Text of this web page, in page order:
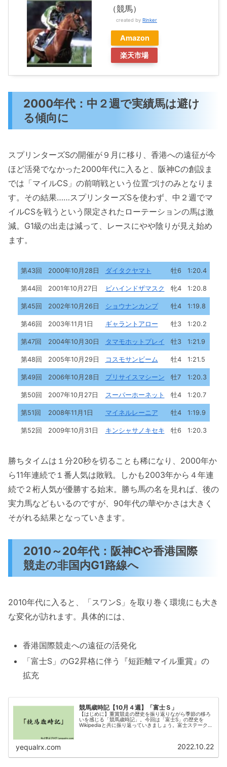
（競馬）
created by Rinker
Amazon
楽天市場
2000年代：中２週で実績馬は避け
る傾向に
スプリンターズSの開催が９月に移り、香港への遠征が今
ほど活発でなかった2000年代に入ると、阪神Cの創設ま
では「マイルCS」の前哨戦という位置づけのみとなりま
す。その結果……スプリンターズSを使わず、中２週でマ
イルCSを戦うという限定されたローテーションの馬は激
減。G1級の出走は減って、レースにやや陰りが見え始め
ます。
第43回 2000年10月28日 ダイタクヤマト 牡6 1:20.4
第44回 2001年10月27日 ビハインドザマスク 牝4 1:20.8
第45回 2002年10月26日 ショウナンカンプ 牡4 1:19.8
第46回 2003年11月1日 ギャラントアロー 牡3 1:20.2
第47回 2004年10月30日 タマモホットプレイ 牡3 1:21.9
第48回 2005年10月29日 コスモサンビーム 牡4 1:21.5
第49回 2006年10月28日 プリサイスマシーン 牡7 1:20.3
第50回 2007年10月27日 スーパーホーネット 牡4 1:20.7
第51回 2008年11月1日 マイネルレーニア 牡4 1:19.9
第52回 2009年10月31日 キンシャサノキセキ 牡6 1:20.3
勝ちタイムは１分20秒を切ることも稀になり、2000年か
ら11年連続で１番人気は敗戦。しかも2003年から４年連
続で２桁人気が優勝する始末。勝ち馬の名を見れば、後の
実力馬などもいるのですが、90年代の華やかさは大きく
そがれる結果となっていきます。
2010～20年代：阪神Cや香港国際
競走の非国内G1路線へ
2010年代に入ると、「スワンS」を取り巻く環境にも大き
な変化が訪れます。具体的には、
香港国際競走への遠征の活発化
「富士S」のG2昇格に伴う『短距離マイル重賞』の
拡充
競馬歳時記【10月４週】「富士Ｓ」
【はじめに】重賞競走の歴史を振り返りながら季節の移ろ
いを感じる「競馬歳時記」。今回は「富士S」の歴史を
Wikipediaと共に振り返っていきましょう。富士ステークス
yequalrx.com 2022.10.22